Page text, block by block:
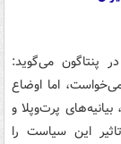
پنتاگون می‌گوید:
اما اوضاع
پرت‌وپلا و
این سیاست را